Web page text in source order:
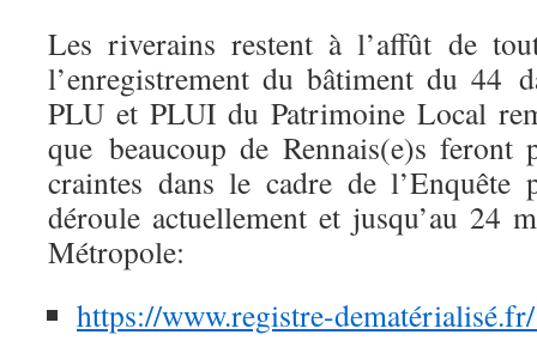
Les riverains restent à l’affût de
l’enregistrement du bâtiment du 44
PLU et PLUI du Patrimoine Local
que beaucoup de Rennais(e)s feront
craintes dans le cadre de
déroule actuellement et jusqu’au 24
Métropole:
https://www.registre-